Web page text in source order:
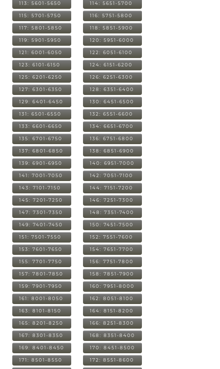
113: 5601-5650 114: 5651-5700
115: 5701-5750 116: 5751-5800
117: 5801-5850 118: 5851-5900
119: 5901-5950 120: 5951-6000
121: 6001-6050 122: 6051-6100
123: 6101-6150 124: 6151-6200
125: 6201-6250 126: 6251-6300
127: 6301-6350 128: 6351-6400
129: 6401-6450 130: 6451-6500
131: 6501-6550 132: 6551-6600
133: 6601-6650 134: 6651-6700
135: 6701-6750 136: 6751-6800
137: 6801-6850 138: 6851-6900
139: 6901-6950 140: 6951-7000
141: 7001-7050 142: 7051-7100
143: 7101-7150 144: 7151-7200
145: 7201-7250 146: 7251-7300
147: 7301-7350 148: 7351-7400
149: 7401-7450 150: 7451-7500
151: 7501-7550 152: 7551-7600
153: 7601-7650 154: 7651-7700
155: 7701-7750 156: 7751-7800
157: 7801-7850 158: 7851-7900
159: 7901-7950 160: 7951-8000
161: 8001-8050 162: 8051-8100
163: 8101-8150 164: 8151-8200
165: 8201-8250 166: 8251-8300
167: 8301-8350 168: 8351-8400
169: 8401-8450 170: 8451-8500
171: 8501-8550 172: 8551-8600